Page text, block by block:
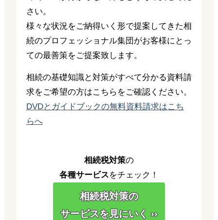
さい。
様々な状況をご納得いく形で提案してきた相
続のプロフェッショナル集団がお客様にとっ
ての最善策をご提案致します。
相続の基礎知識と対策がすべて分かる資料請
求をご希望の方はこちらをご確認ください。
DVDとガイドブックの無料資料請求はこち
らへ
相続税対策の
各種サービスをチェック！
相続税対策の
サービスを見にいく ››